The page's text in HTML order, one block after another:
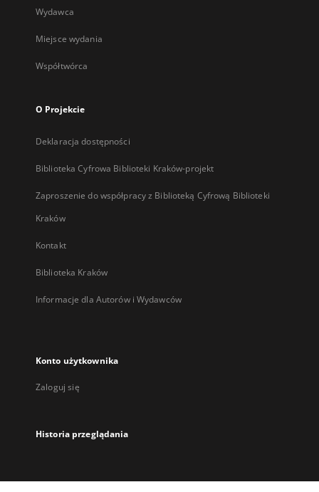
Wydawca
Miejsce wydania
Współtwórca
O Projekcie
Deklaracja dostępności
Biblioteka Cyfrowa Biblioteki Kraków-projekt
Zaproszenie do współpracy z Biblioteką Cyfrową Biblioteki
Kraków
Kontakt
Biblioteka Kraków
Informacje dla Autorów i Wydawców
Konto użytkownika
Zaloguj się
Historia przeglądania